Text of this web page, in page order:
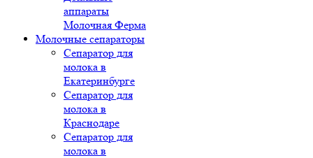
аппараты
Молочная Ферма
Молочные сепараторы
Сепаратор для
молока в
Екатеринбурге
Сепаратор для
молока в
Краснодаре
Сепаратор для
молока в